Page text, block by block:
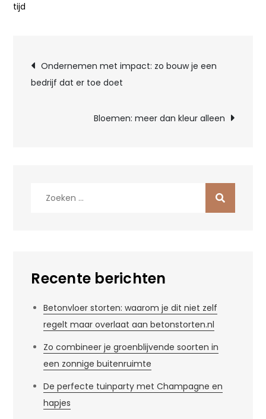
tijd
Bericht
navigatie
Ondernemen met impact: zo bouw je een
bedrijf dat er toe doet
Bloemen: meer dan kleur alleen
Recente berichten
Betonvloer storten: waarom je dit niet zelf
regelt maar overlaat aan betonstorten.nl
Zo combineer je groenblijvende soorten in
een zonnige buitenruimte
De perfecte tuinparty met Champagne en
hapjes